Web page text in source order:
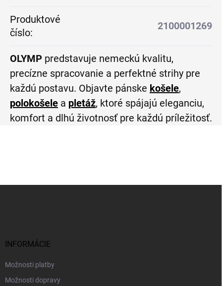
Produktové
číslo:
2100001269
OLYMP predstavuje nemeckú kvalitu,
precízne spracovanie a perfektné strihy pre
každú postavu. Objavte pánske košele,
polokošele a pletáž, ktoré spájajú eleganciu,
komfort a dlhú životnosť pre každú príležitosť.
INFORMÁCIE
Možnosti platby
Možnosti dopravy